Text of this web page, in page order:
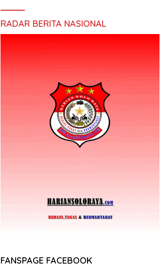
RADAR BERITA NASIONAL
FANSPAGE FACEBOOK